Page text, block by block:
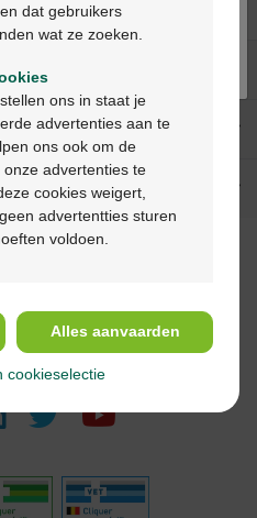
nous
en français
dat gebruikers
wat ze zoeken.
ons in staat je
advertenties aan te
ons ook om de
onze advertenties te
cookies weigert,
advertentties sturen
voldoen.
Alles aanvaarden
cookieselectie